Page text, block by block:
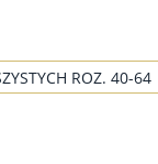
ROZ. 40-64